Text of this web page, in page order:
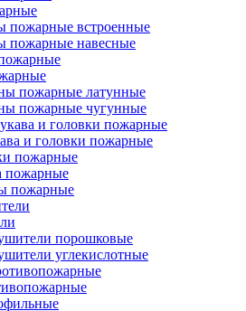
встроенные
пожарные навесные
пожарные латунные
пожарные чугунные
и головки пожарные
пожарные
пожарные
пожарные
порошковые
углекислотные